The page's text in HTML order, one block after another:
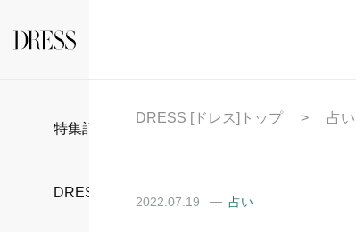
特集記事
DRESS部活
DRESS [ドレス]トップ 占い
2022.07.19 占い